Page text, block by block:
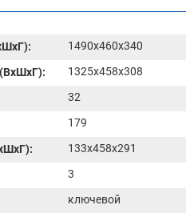
1490x460x340
1325x458x308
32
179
133x458x291
3
ключевой